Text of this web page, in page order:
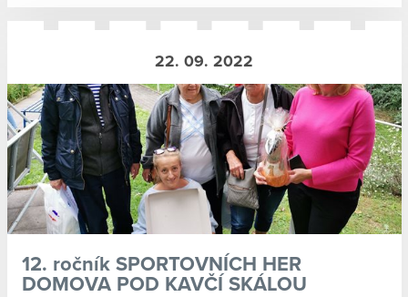
22. 09. 2022
12. ročník SPORTOVNÍCH HER
DOMOVA POD KAVČÍ SKÁLOU